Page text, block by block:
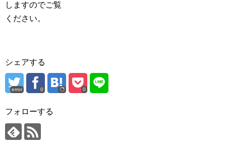
しますのでご覧
ください。
シェアする
error 0 0
フォローする